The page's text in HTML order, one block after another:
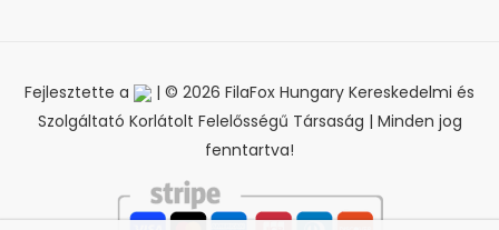
Fejlesztette a
| © 2026 FilaFox Hungary Kereskedelmi és
Szolgáltató Korlátolt Felelősségű Társaság | Minden jog
fenntartva!